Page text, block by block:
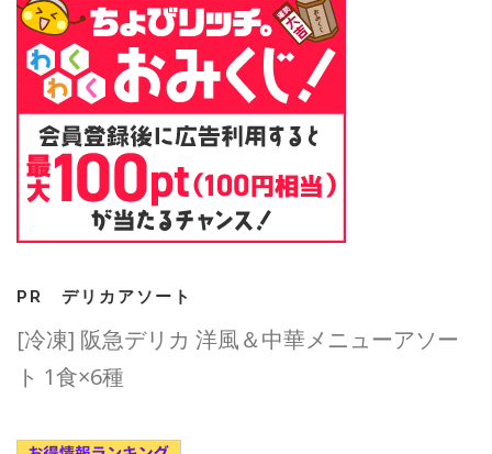
PR デリカアソート
[冷凍] 阪急デリカ 洋風＆中華メニューアソー
ト 1食×6種